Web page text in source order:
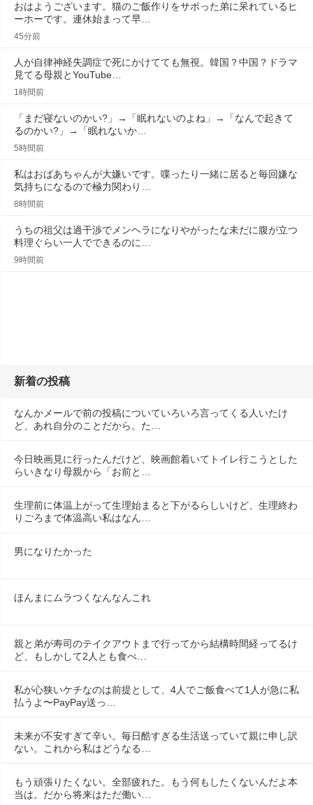
おはようございます。猫のご飯作りをサボった弟に呆れているヒ
ーホーです。連休始まって早…
45分前
人が自律神経失調症で死にかけてても無視。韓国？中国？ドラマ
見てる母親とYouTube…
1時間前
「まだ寝ないのかい?」→「眠れないのよね」→「なんで起きて
るのかい?」→「眠れないか…
5時間前
私はおばあちゃんが大嫌いです。喋ったり一緒に居ると毎回嫌な
気持ちになるので極力関わり…
8時間前
うちの祖父は過干渉でメンヘラになりやがったな未だに腹が立つ
料理ぐらい一人でできるのに…
9時間前
新着の投稿
なんかメールで前の投稿についていろいろ言ってくる人いたけ
ど、あれ自分のことだから。た…
今日映画見に行ったんだけど、映画館着いてトイレ行こうとした
らいきなり母親から「お前と…
生理前に体温上がって生理始まると下がるらしいけど、生理終わ
りごろまで体温高い私はなん…
男になりたかった
ほんまにムラつくなんなんこれ
親と弟が寿司のテイクアウトまで行ってから結構時間経ってるけ
ど、もしかして2人とも食べ…
私が心狭いケチなのは前提として、4人でご飯食べて1人が急に私
払うよ〜PayPay送っ…
未来が不安すぎて辛い。毎日酷すぎる生活送っていて親に申し訳
ない。これから私はどうなる…
もう頑張りたくない。全部疲れた。もう何もしたくないんだよ本
当は。だから将来はただ働い…